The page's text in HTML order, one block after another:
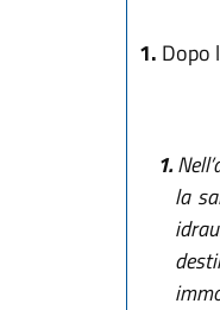
1. Dopo
1.
la